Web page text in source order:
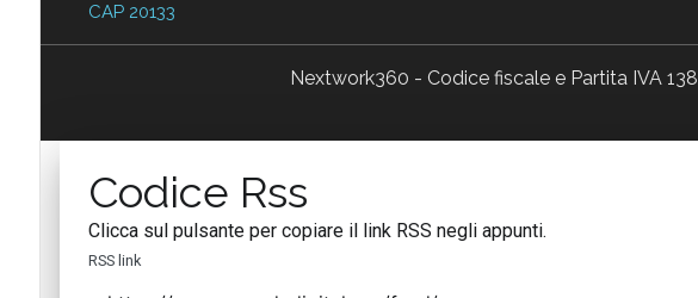
CAP 20133
Nextwork360 - Codice fiscale e Partita IVA
Codice Rss
Clicca sul pulsante per copiare il link RSS negli appunti.
RSS link